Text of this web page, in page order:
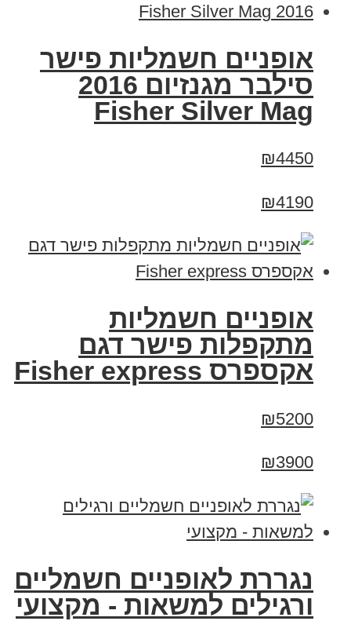
אופניים חשמליות פישר
סילבר מגנזיום 2016
Fisher Silver Mag
₪4450
₪4190
אופניים חשמליות
מתקפלות פישר דגם
אקספרס Fisher express
₪5200
₪3900
נגררת לאופניים חשמליים
ורגילים למשאות - מקצועי